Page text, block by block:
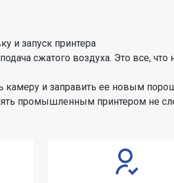
и запуск принтера
сжатого воздуха. Это все,
камеру и заправить ее новым
промышленным принтером не